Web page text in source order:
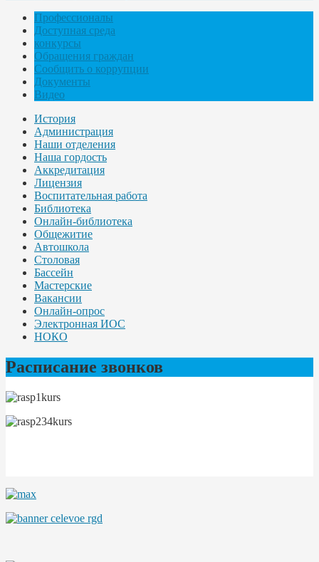
Профессионалы
Доступная среда
конкурсы
Обращения граждан
Сообщить о коррупции
Документы
Видео
История
Администрация
Наши отделения
Наша гордость
Аккредитация
Лицензия
Воспитательная работа
Библиотека
Онлайн-библиотека
Общежитие
Автошкола
Столовая
Бассейн
Мастерские
Вакансии
Онлайн-опрос
Электронная ИОС
НОКО
Расписание звонков